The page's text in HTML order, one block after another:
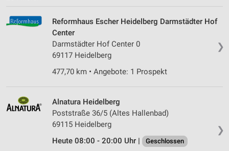
❯
Reformhaus Escher Heidelberg Darmstädter Hof
Center
Darmstädter Hof Center 0
69117 Heidelberg
477,70 km • Angebote: 1 Prospekt
❯
Alnatura Heidelberg
Poststraße 36/5 (Altes Hallenbad)
69115 Heidelberg
Heute 08:00 - 20:00 Uhr |
Geschlossen